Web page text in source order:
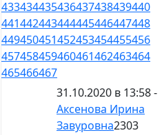
433434435436437438439440
441442443444445446447448
449450451452453454455456
457458459460461462463464
465466467
31.10.2020 в 13:58 -
Аксенова Ирина
Завуровна2303